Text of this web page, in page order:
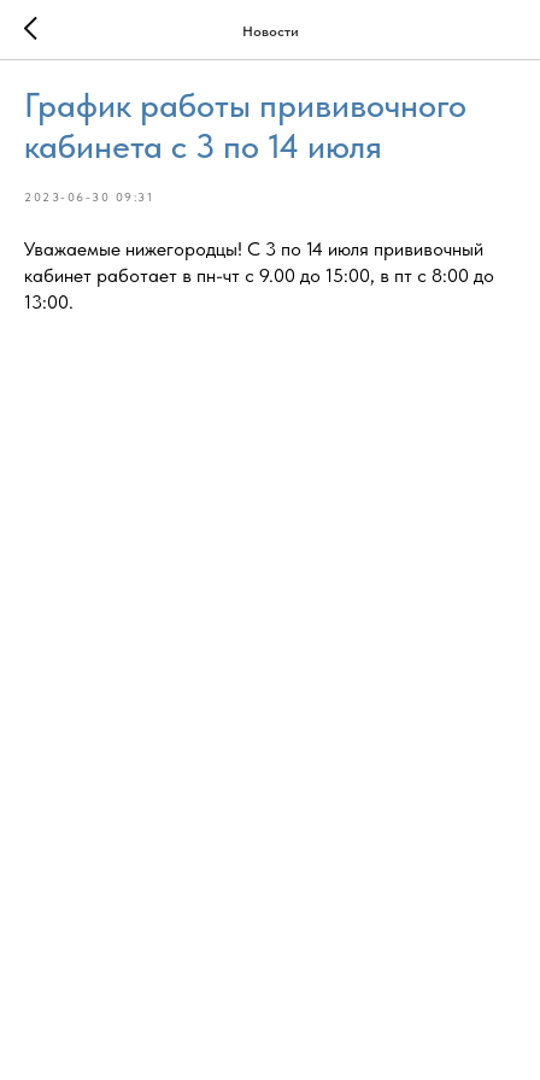
Новости
График работы прививочного
кабинета с 3 по 14 июля
2023-06-30 09:31
Уважаемые нижегородцы! С 3 по 14 июля прививочный
кабинет работает в пн-чт с 9.00 до 15:00, в пт с 8:00 до
13:00.